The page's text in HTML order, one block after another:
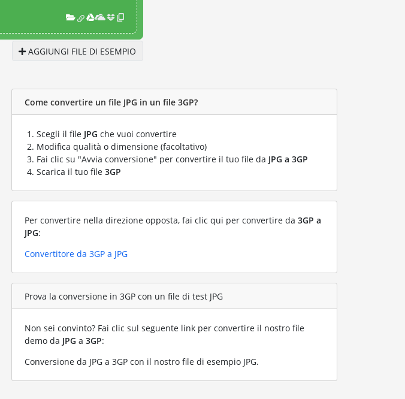
AGGIUNGI FILE DI ESEMPIO
Come convertire un file JPG in un file 3GP?
Scegli il file JPG che vuoi convertire
Modifica qualità o dimensione (facoltativo)
Fai clic su "Avvia conversione" per convertire il tuo file da JPG a 3GP
Scarica il tuo file 3GP
Per convertire nella direzione opposta, fai clic qui per convertire da 3GP a
JPG:
Convertitore da 3GP a JPG
Prova la conversione in 3GP con un file di test JPG
Non sei convinto? Fai clic sul seguente link per convertire il nostro file
demo da JPG a 3GP:
Conversione da JPG a 3GP con il nostro file di esempio JPG.